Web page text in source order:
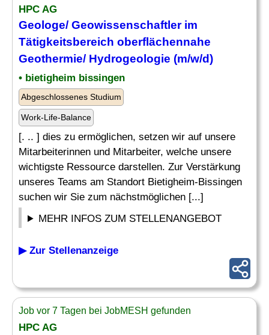
HPC AG
Geologe/ Geowissenschaftler im
Tätigkeitsbereich oberflächennahe
Geothermie/ Hydrogeologie (m/w/d)
• bietigheim bissingen
Abgeschlossenes Studium
Work-Life-Balance
[. .. ] dies zu ermöglichen, setzen wir auf unsere
Mitarbeiterinnen und Mitarbeiter, welche unsere
wichtigste Ressource darstellen. Zur Verstärkung
unseres Teams am Standort Bietigheim-Bissingen
suchen wir Sie zum nächstmöglichen [...]
MEHR INFOS ZUM STELLENANGEBOT
▶ Zur Stellenanzeige
Job vor 7 Tagen bei JobMESH gefunden
HPC AG